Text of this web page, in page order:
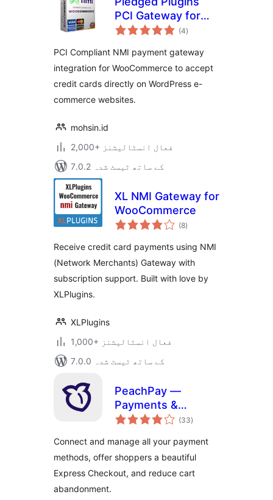
PCI Gateway for
NMI and
(4مجموعی
درجہ
)
PCI Compliant NMI payment gateway
integration for WooCommerce to accept
credit cards directly on WordPress e-
commerce websites.
mohsin.id
2,000+ فعال انسٹالیشنز
7.0.2 کے ساتھ ٹیسٹ شدہ
XL NMI Gateway for
WooCommerce
(8مجموعی
درجہ
)
Receive credit card payments using NMI
(Network Merchants) Gateway with
subscription support. Built with love by
XLPlugins.
XLPlugins
1,000+ فعال انسٹالیشنز
7.0.0 کے ساتھ ٹیسٹ شدہ
PeachPay —
Payments &
Express Checkout
(supports Stripe,
PayPal, Square,
Authorize.net, NMI)
(33مجموعی
درجہ
)
Connect and manage all your payment
methods, offer shoppers a beautiful
Express Checkout, and reduce cart
abandonment.